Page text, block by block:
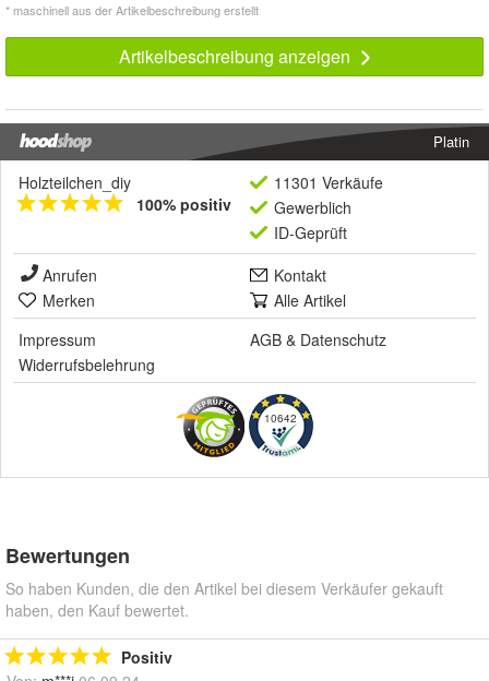
* maschinell aus der Artikelbeschreibung erstellt
Artikelbeschreibung anzeigen
Platin
Holzteilchen_diy
100% positiv
11301 Verkäufe
Gewerblich
ID-Geprüft
Anrufen
Kontakt
Merken
Alle Artikel
Impressum
AGB & Datenschutz
Widerrufsbelehrung
10642
Bewertungen
So haben Kunden, die den Artikel bei diesem Verkäufer gekauft
haben, den Kauf bewertet.
Positiv